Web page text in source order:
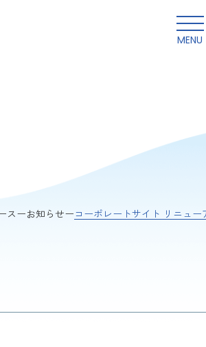
MENU
ス お知らせ コーポレートサイト リニュー